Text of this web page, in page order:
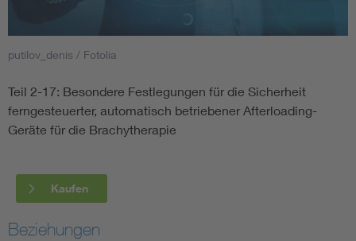
Smart Cities
Blitzschutz: DIN EN 62305 in der Übersicht
Cybersecurity in der Industrieautomatisierung
putilov_denis / Fotolia
Teil 2-17: Besondere Festlegungen für die Sicherheit
ferngesteuerter, automatisch betriebener Afterloading-
Geräte für die Brachytherapie
Kaufen
Beziehungen